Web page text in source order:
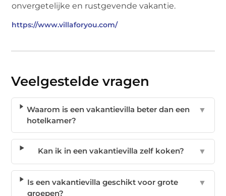
onvergetelijke en rustgevende vakantie.
https://www.villaforyou.com/
Veelgestelde vragen
Waarom is een vakantievilla beter dan een
hotelkamer?
▼
Kan ik in een vakantievilla zelf koken? ▼
Is een vakantievilla geschikt voor grote
groepen?
▼